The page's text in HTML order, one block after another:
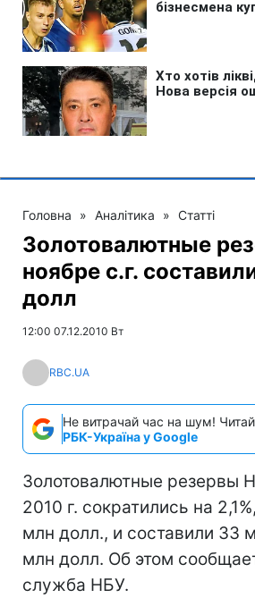
Головна » Аналітика » Статті
Золотовалютные
ноябре c.г.
долл
12:00 07.12.2010 Вт
RBC.UA
Не витрачай час на шум! Читай
РБК-Україна у Google
Золотовалютные резервы
2010 г. сократились на
млн долл., и составили 33
млн долл. Об этом
служба НБУ.